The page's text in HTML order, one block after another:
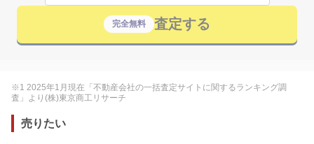
完全無料 査定する
※1 2025年1月現在「不動産会社の一括査定サイトに関するランキング調
査」より(株)東京商工リサーチ
売りたい